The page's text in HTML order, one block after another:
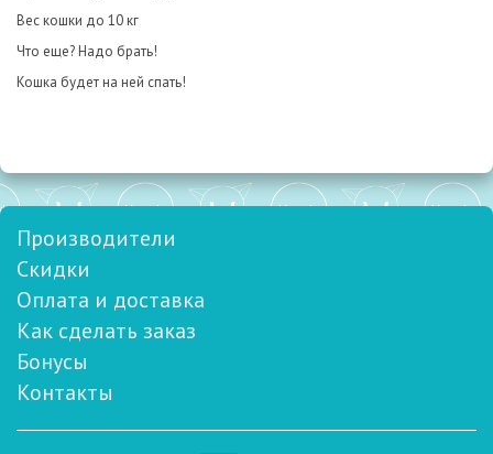
Вес кошки до 10 кг
Что еще? Надо брать!
Кошка будет на ней спать!
Производители
Скидки
Оплата и доставка
Как сделать заказ
Бонусы
Контакты